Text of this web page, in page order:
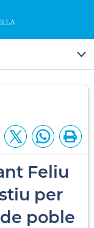
Feliu
per
poble